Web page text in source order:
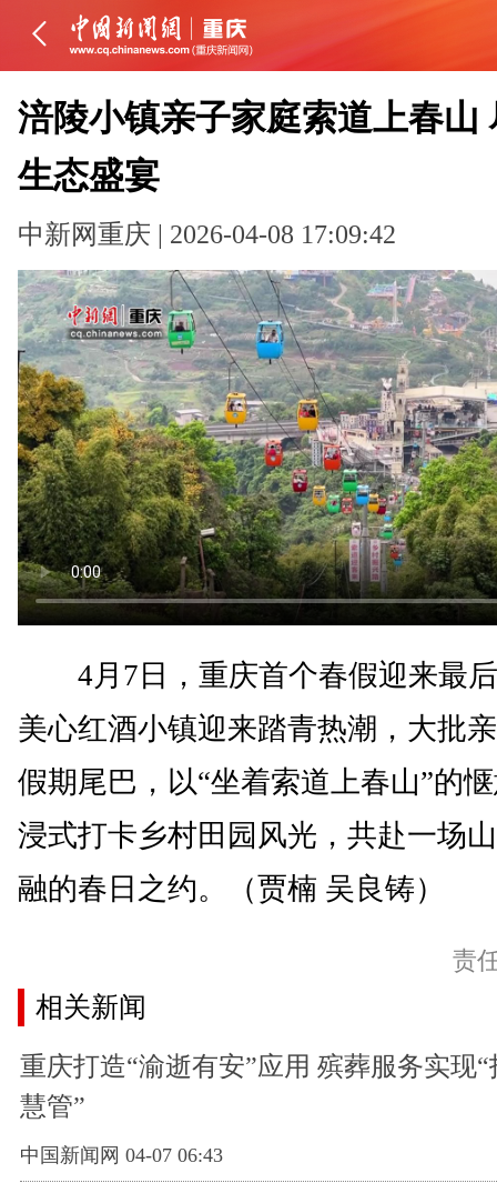
涪陵小镇亲子家庭索道上春山
生态盛宴
中新网重庆 | 2026-04-08 17:09:42
4月7日，重庆首个春假迎来最后
美心红酒小镇迎来踏青热潮，大批
假期尾巴，以“坐着索道上春山”的
浸式打卡乡村田园风光，共赴一场
融的春日之约。（贾楠 吴良铸）
责
相关新闻
重庆打造“渝逝有安”应用 殡葬服务实现
慧管”
中国新闻网 04-07 06:43